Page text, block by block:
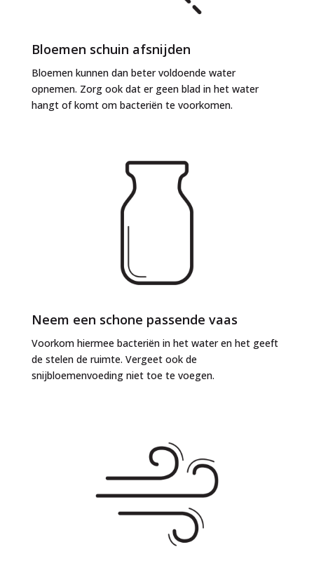
Bloemen schuin afsnijden
Bloemen kunnen dan beter voldoende water
opnemen. Zorg ook dat er geen blad in het water
hangt of komt om bacteriën te voorkomen.
Neem een schone passende vaas
Voorkom hiermee bacteriën in het water en het geeft
de stelen de ruimte. Vergeet ook de
snijbloemenvoeding niet toe te voegen.